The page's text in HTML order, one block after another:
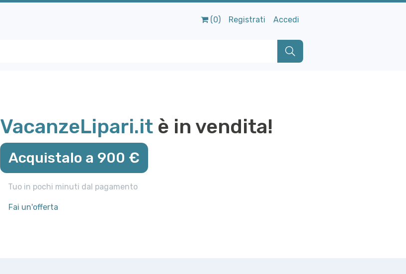
(0) Registrati Accedi
VacanzeLipari.itè in vendita!
Acquistalo a 900 €
Tuo in pochi minuti dal pagamento
Fai un'offerta